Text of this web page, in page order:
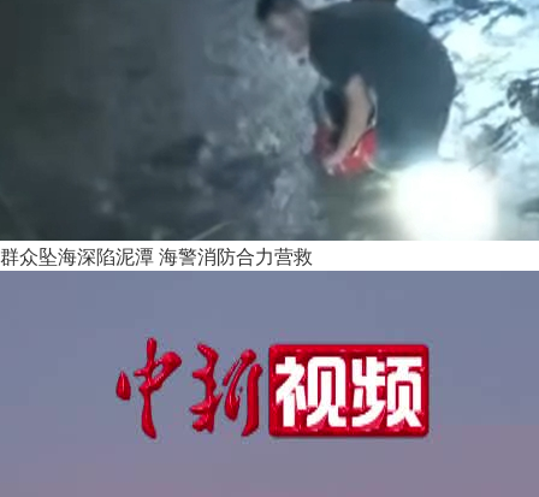
群众坠海深陷泥潭 海警消防合力营救